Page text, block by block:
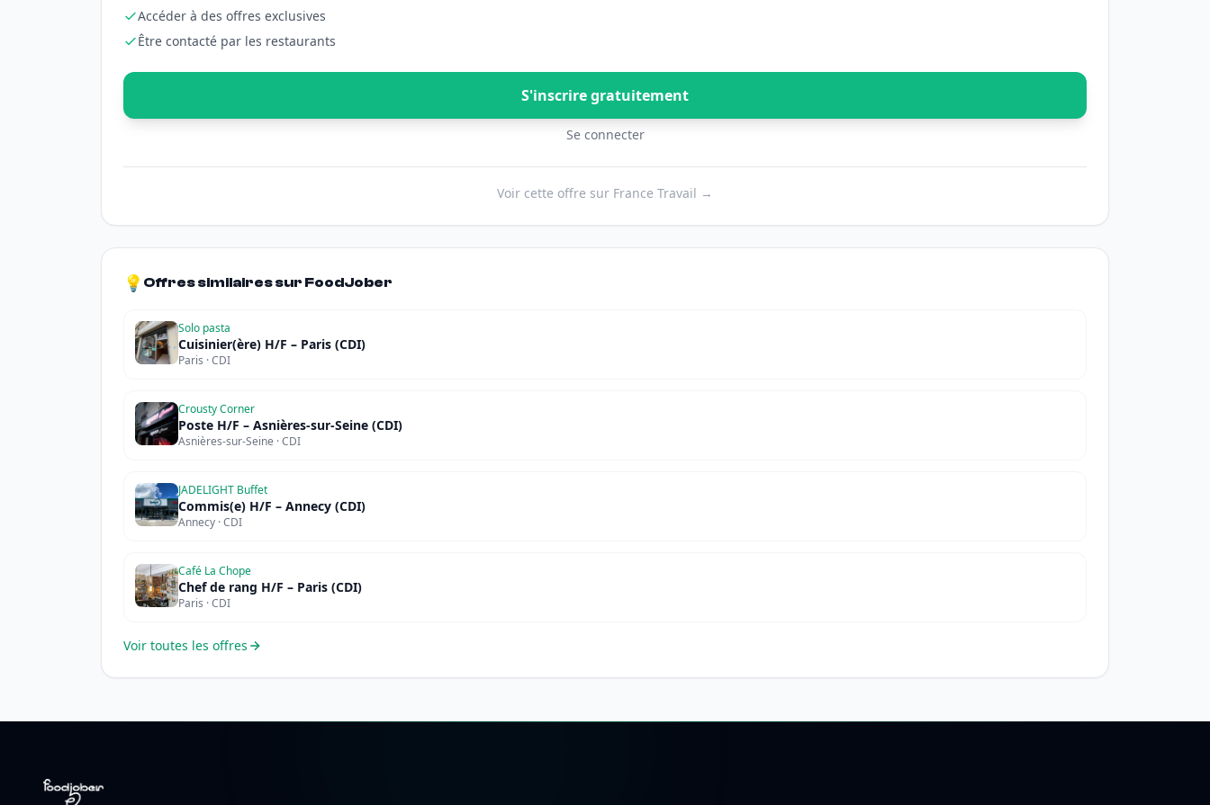
Accéder à des offres exclusives
Être contacté par les restaurants
S'inscrire gratuitement
Se connecter
Voir cette offre sur France Travail →
💡 Offres similaires sur FoodJober
Solo pasta
Cuisinier(ère) H/F – Paris (CDI)
Paris · CDI
Crousty Corner
Poste H/F – Asnières-sur-Seine (CDI)
Asnières-sur-Seine · CDI
JADELIGHT Buffet
Commis(e) H/F – Annecy (CDI)
Annecy · CDI
Café La Chope
Chef de rang H/F – Paris (CDI)
Paris · CDI
Voir toutes les offres